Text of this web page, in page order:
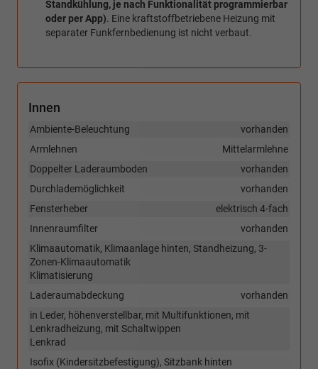
Standkühlung, je nach Funktionalität programmierbar
oder per App). Eine kraftstoffbetriebene Heizung mit
separater Funkfernbedienung ist nicht verbaut.
Innen
vorhanden
Ambiente-Beleuchtung
Mittelarmlehne
Armlehnen
vorhanden
Doppelter Laderaumboden
vorhanden
Durchlademöglichkeit
elektrisch 4-fach
Fensterheber
vorhanden
Innenraumfilter
Klimaautomatik, Klimaanlage hinten, Standheizung, 3-
Zonen-Klimaautomatik
Klimatisierung
vorhanden
Laderaumabdeckung
in Leder, höhenverstellbar, mit Multifunktionen, mit
Lenkradheizung, mit Schaltwippen
Lenkrad
Isofix (Kindersitzbefestigung), Sitzbank hinten